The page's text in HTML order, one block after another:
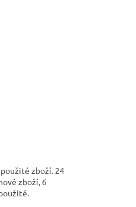
použité zboží. 24
zboží, 6